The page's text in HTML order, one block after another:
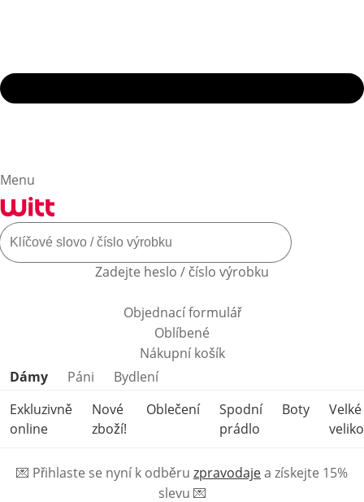
Menu
Zadejte heslo / číslo výrobku
Objednací formulář
Oblíbené
Nákupní košík
Přeskočit kategorie produktů
Dámy Páni
Bydlení
Exkluzivně
online
Nové
zboží!
Oblečení
Spodní
prádlo
Boty
Velké
💌 Přihlaste se nyní k odběru zpravodajea získejte 15%
slevu 💌